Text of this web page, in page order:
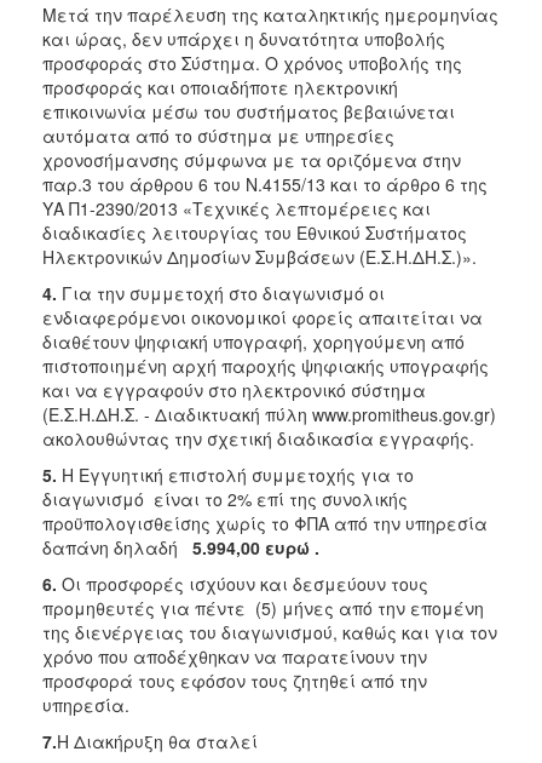
Μετά την παρέλευση της καταληκτικής ημερομηνίας
και ώρας, δεν υπάρχει η δυνατότητα υποβολής
προσφοράς στο Σύστημα. Ο χρόνος υποβολής της
προσφοράς και οποιαδήποτε ηλεκτρονική
επικοινωνία μέσω του συστήματος βεβαιώνεται
αυτόματα από το σύστημα με υπηρεσίες
χρονοσήμανσης σύμφωνα με τα οριζόμενα στην
παρ.3 του άρθρου 6 του Ν.4155/13 και το άρθρο 6 της
ΥΑ Π1-2390/2013 «Τεχνικές λεπτομέρειες και
διαδικασίες λειτουργίας του Εθνικού Συστήματος
Ηλεκτρονικών Δημοσίων Συμβάσεων (Ε.Σ.Η.ΔΗ.Σ.)».
4. Για την συμμετοχή στο διαγωνισμό οι
ενδιαφερόμενοι οικονομικοί φορείς απαιτείται να
διαθέτουν ψηφιακή υπογραφή, χορηγούμενη από
πιστοποιημένη αρχή παροχής ψηφιακής υπογραφής
και να εγγραφούν στο ηλεκτρονικό σύστημα
(Ε.Σ.Η.ΔΗ.Σ. - Διαδικτυακή πύλη www.promitheus.gov.gr)
ακολουθώντας την σχετική διαδικασία εγγραφής.
5. Η Εγγυητική επιστολή συμμετοχής για το
διαγωνισμό είναι το 2% επί της συνολικής
προϋπολογισθείσης χωρίς το ΦΠΑ από την υπηρεσία
δαπάνη δηλαδή 5.994,00 ευρώ .
6. Οι προσφορές ισχύουν και δεσμεύουν τους
προμηθευτές για πέντε (5) μήνες από την επομένη
της διενέργειας του διαγωνισμού, καθώς και για τον
χρόνο που αποδέχθηκαν να παρατείνουν την
προσφορά τους εφόσον τους ζητηθεί από την
υπηρεσία.
7.Η Διακήρυξη θα σταλεί